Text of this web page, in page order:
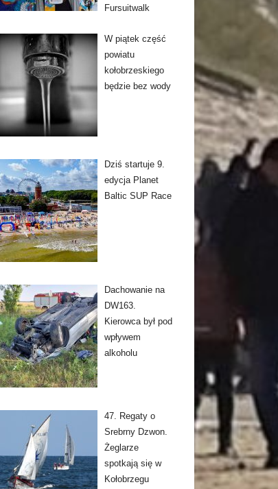
Fursuitwalk
W piątek część
powiatu
kołobrzeskiego
będzie bez wody
Dziś startuje 9.
edycja Planet
Baltic SUP Race
Dachowanie na
DW163.
Kierowca był pod
wpływem
alkoholu
47. Regaty o
Srebrny Dzwon.
Żeglarze
spotkają się w
Kołobrzegu